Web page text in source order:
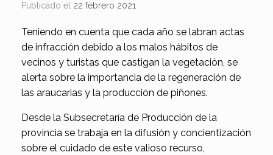
Publicado el 22 febrero 2021
Teniendo en cuenta que cada año se labran actas
de infracción debido a los malos hábitos de
vecinos y turistas que castigan la vegetación, se
alerta sobre la importancia de la regeneración de
las araucarias y la producción de piñones.
Desde la Subsecretaría de Producción de la
provincia se trabaja en la difusión y concientización
sobre el cuidado de este valioso recurso,